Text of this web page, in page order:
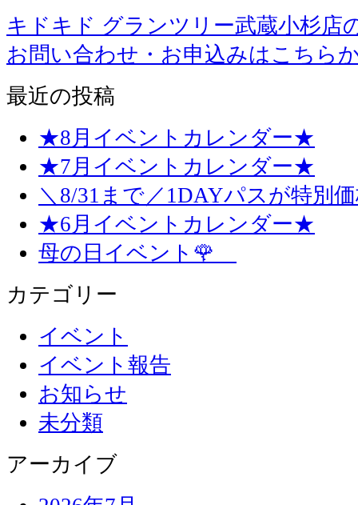
キドキド グランツリー武蔵小杉店
お問い合わせ・お申込みはこちら
最近の投稿
★8月イベントカレンダー★
★7月イベントカレンダー★
＼8/31まで／1DAYパスが特別
★6月イベントカレンダー★
母の日イベント🌹
カテゴリー
イベント
イベント報告
お知らせ
未分類
アーカイブ